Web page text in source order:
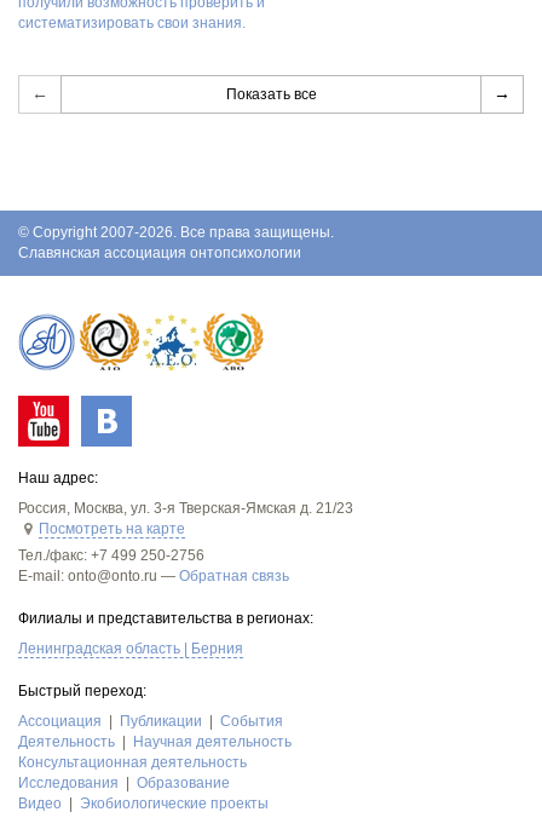
систематизировать свои знания.
← Показать все →
© Copyright 2007-2026. Все права защищены.
Славянская ассоциация онтопсихологии
Наш адрес:
Россия Москва ул. 3-я Тверская-Ямская д. 21/23
Посмотреть на карте
Тел./факс: +7 499 250-2756
E-mail: onto@onto.ru — Обратная связь
Филиалы и представительства в регионах:
Ленинградская область | Берния
Быстрый переход:
Асcоциация
Публикации
События
Деятельность
Научная деятельность
Консультационная деятельность
Исследования
Образование
Видео
Экобиологические проекты